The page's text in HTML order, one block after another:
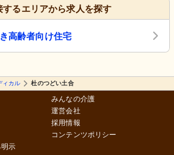
するエリアから求人を探す
高齢者向け住宅
ィカル 杜のつどい土合
示
みんなの介護
運営会社
採用情報
コンテンツポリシー